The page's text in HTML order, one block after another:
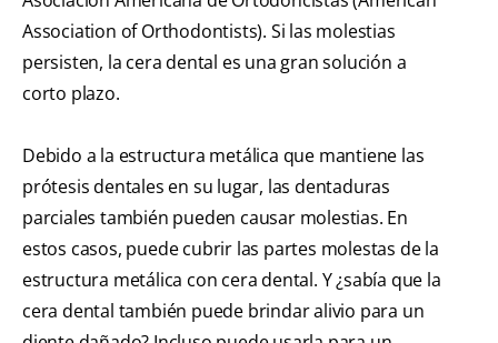
Association of Orthodontists). Si las molestias
persisten, la cera dental es una gran solución a
corto plazo.
Debido a la estructura metálica que mantiene las
prótesis dentales en su lugar, las dentaduras
parciales también pueden causar molestias. En
estos casos, puede cubrir las partes molestas de la
estructura metálica con cera dental. Y ¿sabía que la
cera dental también puede brindar alivio para un